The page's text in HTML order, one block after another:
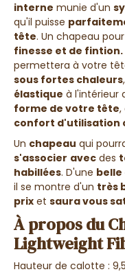
interne munie d'un
qu'il puisse
tête. Un chapeau
finesse et de fintion.
permettera à votre
sous fortes chaleurs
élastique à l'intérieur
forme de votre tête,
confort d'utilisation
Un chapeau qui
s'associer avec des
habillées. D'une belle
il se montre d'un très
prix et saura vous
À propos du
Lightweight
Hauteur de calotte :